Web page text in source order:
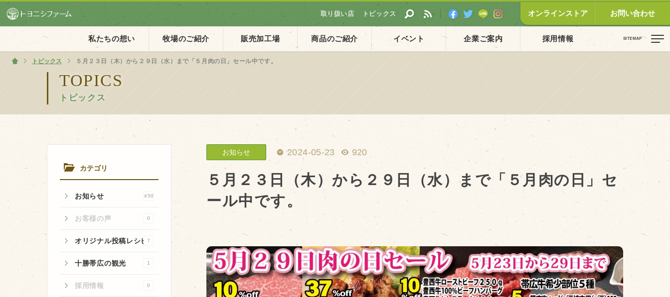
私たちの想い 牧場のご紹介 販売加工場 商品のご紹介 イベント 企業ご案内 採用情報
取り扱い店 トピックス オンラインストア お問い合わせ
TOPICS
トピックス
ホーム
トピックス ５月２３日（木）から２９日（水）まで「５月肉の日」セール中です。
カテゴリ
お知らせ 450
お客様の声 0
オリジナル投稿レシピ7
十勝帯広の観光 1
採用情報 0
お知らせ 2024-05-23 920
５月２３日（木）から２９日（水）まで「５月肉の日」セ
ール中です。
ホーム
私たちの想い
PV動画
イベント一覧
企業ご案内
会社概要・沿革
アクセス
個人情報保護方針
お知らせ
お客様の声
オリジナル投稿レシピ
十勝帯広の観光
採用情報
牧場の仕事
牧場のご紹介 販売加工場 商品のご紹介